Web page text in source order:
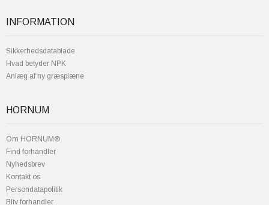
INFORMATION
Sikkerhedsdatablade
Hvad betyder NPK
Anlæg af ny græsplæne
HORNUM
Om HORNUM®
Find forhandler
Nyhedsbrev
Kontakt os
Persondatapolitik
Bliv forhandler